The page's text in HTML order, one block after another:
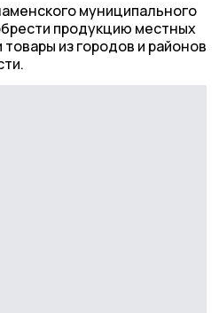
муниципального
продукцию местных
из городов и районов